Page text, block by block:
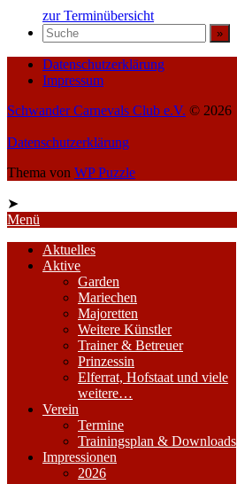
zur Terminübersicht
Datenschutzerklärung
Impressum
Schwander Carnevals Club e.V. © 2026
Datenschutzerklärung
Thema von WP Puzzle
➤
Menü
Aktuelles
Aktive
Garden
Mariechen
Majoretten
Weitere Künstler
Trainer & Betreuer
Prinzessin
Elferrat, Hofstaat und viele
weitere…
Verein
Termine
Trainingsplan & Downloads
Impressionen
2026